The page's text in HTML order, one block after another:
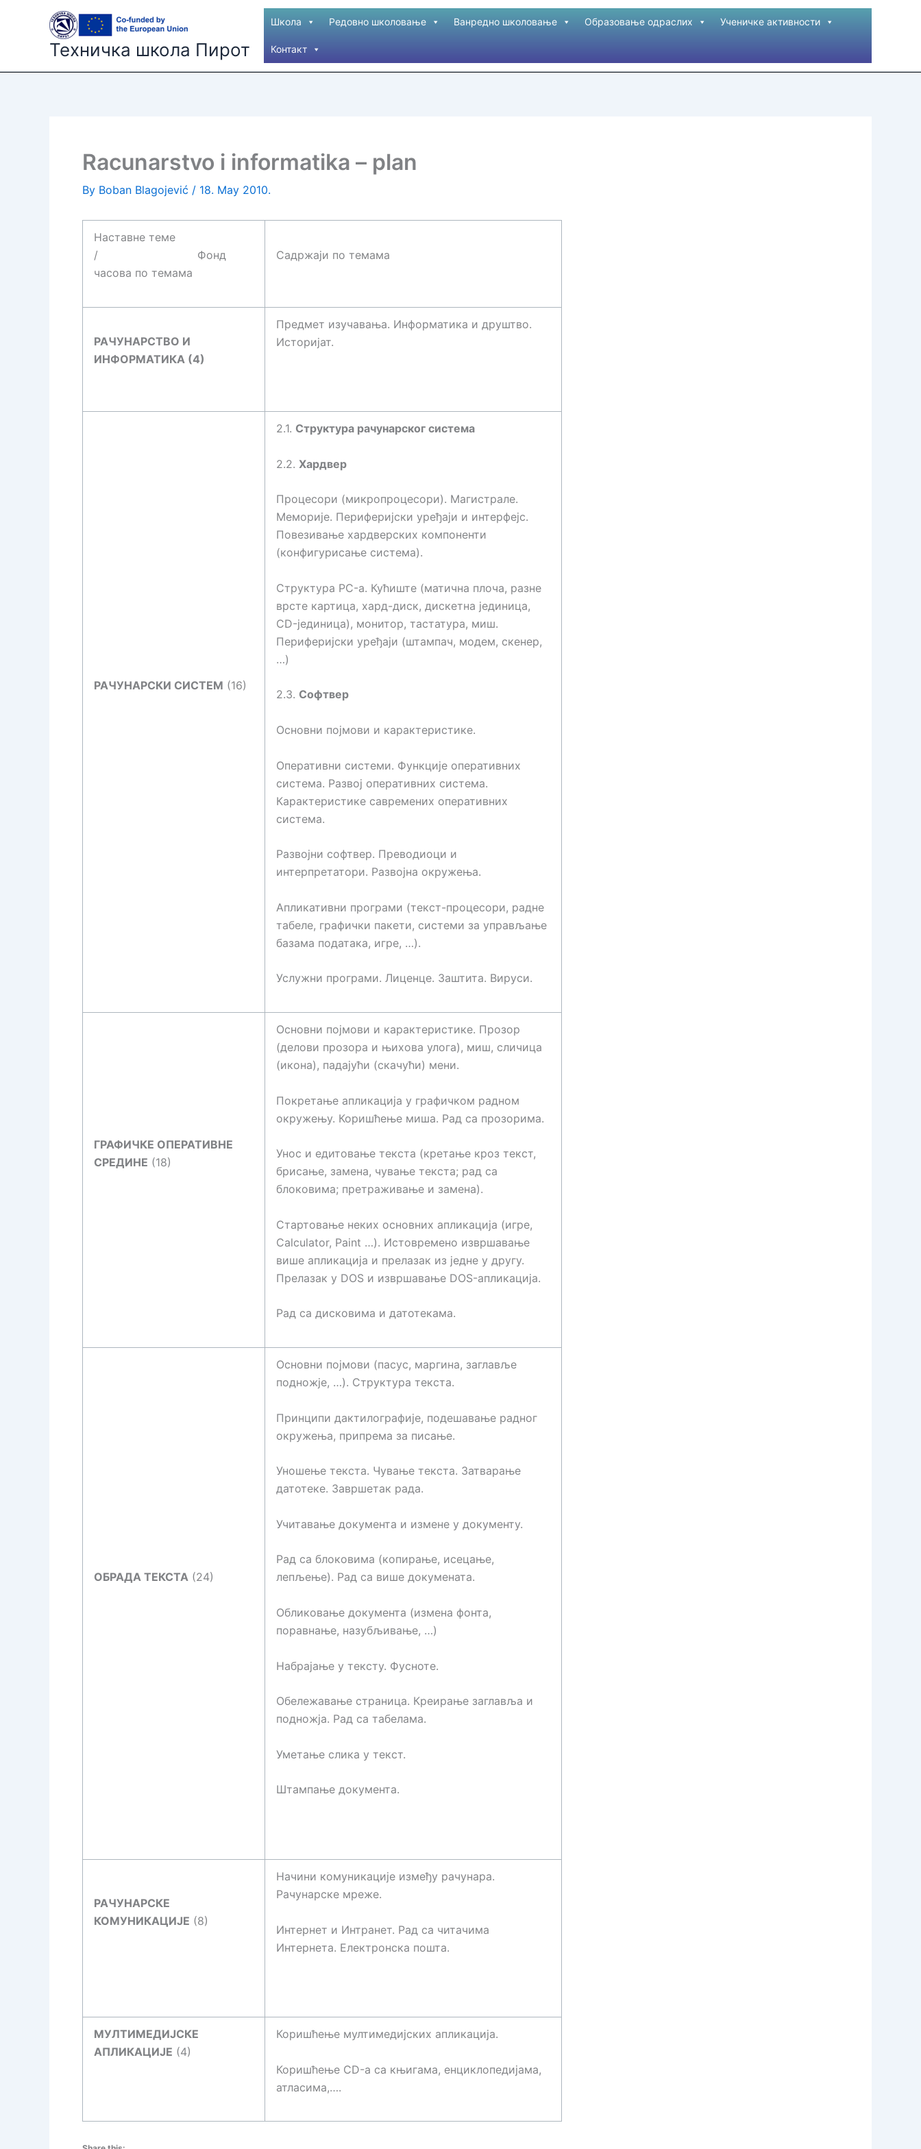
Техничка школа Пирот
Школа Редовно школовање Ванредно школовање Образовање одраслих Ученичке активности
Контакт
Racunarstvo i informatika – plan
By Boban Blagojević / 18. May 2010.
Наставне теме
/ Фонд
часова по темама
Садржаји по темама
РАЧУНАРСТВО И
ИНФОРМАТИКА (4)
Предмет изучавања. Информатика и друштво.
Историјат.
РАЧУНАРСКИ СИСТЕМ (16)
2.1. Структура рачунарског система
2.2. Хардвер
Процесори (микропроцесори). Магистрале.
Меморије. Периферијски уређаји и интерфејс.
Повезивање хардверских компоненти
(конфигурисање система).
Структура PC-а. Кућиште (матична плоча, разне
врсте картица, хард-диск, дискетна јединица,
CD-јединица), монитор, тастатура, миш.
Периферијски уређаји (штампач, модем, скенер,
…)
2.3. Софтвер
Основни појмови и карактеристике.
Оперативни системи. Функције оперативних
система. Развој оперативних система.
Карактеристике савремених оперативних
система.
Развојни софтвер. Преводиоци и
интерпретатори. Развојна окружења.
Апликативни програми (текст-процесори, радне
табеле, графички пакети, системи за управљање
базама података, игре, …).
Услужни програми. Лиценце. Заштита. Вируси.
ГРАФИЧКЕ ОПЕРАТИВНЕ
СРЕДИНЕ (18)
Основни појмови и карактеристике. Прозор
(делови прозора и њихова улога), миш, сличица
(икона), падајући (скачући) мени.
Покретање апликација у графичком радном
окружењу. Коришћење миша. Рад са прозорима.
Унос и едитовање текста (кретање кроз текст,
брисање, замена, чување текста; рад са
блоковима; претраживање и замена).
Стартовање неких основних апликација (игре,
Calculator, Paint …). Истовремено извршавање
више апликација и прелазак из једне у другу.
Прелазак у DOS и извршавање DOS-апликација.
Рад са дисковима и датотекама.
ОБРАДА ТЕКСТА (24)
Основни појмови (пасус, маргина, заглавље
подножје, …). Структура текста.
Принципи дактилографије, подешавање радног
окружења, припрема за писање.
Уношење текста. Чување текста. Затварање
датотеке. Завршетак рада.
Учитавање документа и измене у документу.
Рад са блоковима (копирање, исецање,
лепљење). Рад са више докумената.
Обликовање документа (измена фонта,
поравнање, назубљивање, …)
Набрајање у тексту. Фусноте.
Обележавање страница. Креирање заглавља и
подножја. Рад са табелама.
Уметање слика у текст.
Штампање документа.
РАЧУНАРСКЕ
КОМУНИКАЦИЈЕ (8)
Начини комуникације између рачунара.
Рачунарске мреже.
Интернет и Интранет. Рад са читачима
Интернета. Електронска пошта.
МУЛТИМЕДИЈСКЕ
АПЛИКАЦИЈЕ (4)
Коришћење мултимедијских апликација.
Коришћење CD-а са књигама, енциклопедијама,
атласима,….